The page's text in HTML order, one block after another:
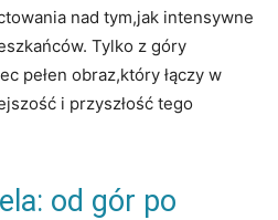
nad tym,jak intensywne
Tylko z góry
pełen obraz,który łączy w
i przyszłość tego
od gór po